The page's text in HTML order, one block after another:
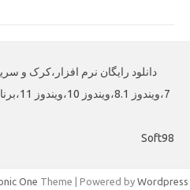
دانلود رایگان نرم افزار،کرک و
Soft98
One Theme | Powered by Wordpress